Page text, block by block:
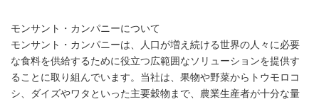
モンサント・カンパニーについて
モンサント・カンパニーは、人口が増え続ける世界の人々に必要
な食料を供給するために役立つ広範囲なソリューションを提供す
ることに取り組んでいます。当社は、果物や野菜からトウモロコ
シ、ダイズやワタといった主要穀物まで、農業生産者が十分な量